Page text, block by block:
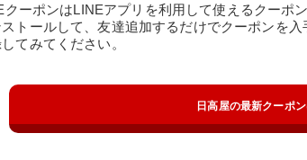
クーポンはLINEアプリを利用して使えるクーポ
トールして、友達追加するだけでクーポンを
てみてください。
日高屋の最新クーポン